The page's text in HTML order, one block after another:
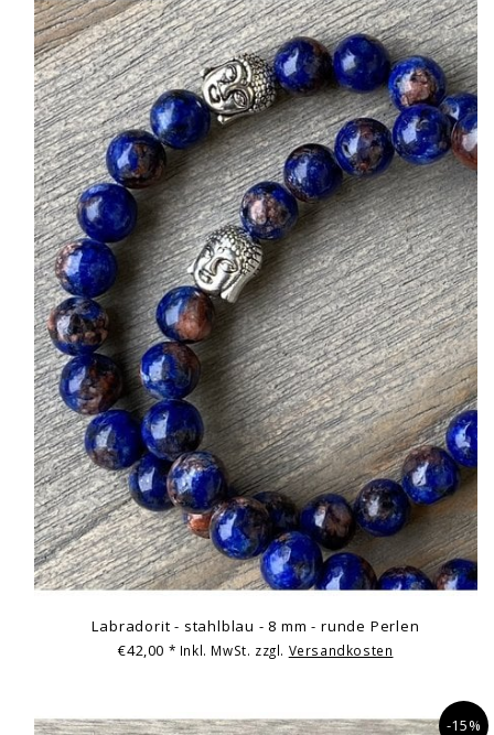
Labradorit - stahlblau - 8 mm - runde Perlen
€42,00 * Inkl. MwSt. zzgl. Versandkosten
-15%